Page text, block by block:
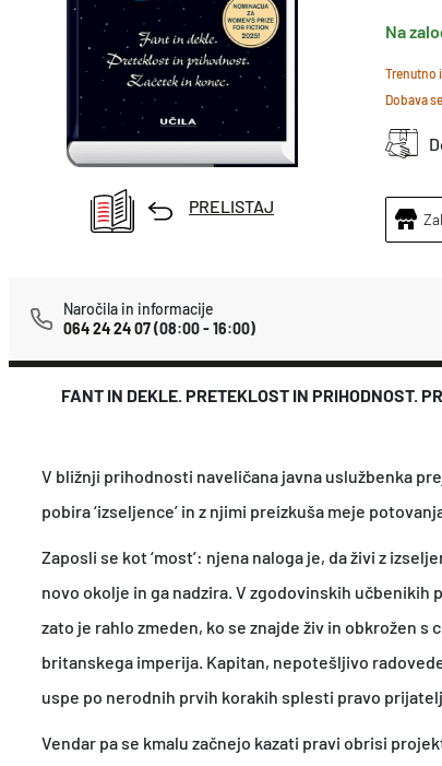
PRELISTAJ
Na
Trenutno
Dobava
Naročila in informacije
064 24 24 07(08:00 - 16:00)
FANT IN DEKLE. PRETEKLOST IN PRIHODNOST.
V bližnji prihodnosti naveličana javna uslužbenka
pobira ‘izseljence’ in z njimi preizkuša meje
Zaposli se kot ‘most’: njena naloga je, da živi z
novo okolje in ga nadzira. V zgodovinskih
zato je rahlo zmeden, ko se znajde živ in obkrožen
britanskega imperija. Kapitan, nepotešljivo
uspe po nerodnih prvih korakih splesti pravo
Vendar pa se kmalu začnejo kazati pravi obrisi